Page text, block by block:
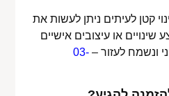
קטן לעיתים ניתן לעשות את
שינויים או עיצובים אישיים
ונשמח לעזור –03-